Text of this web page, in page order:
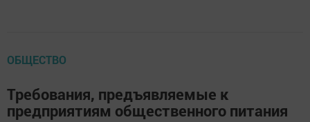
ОБЩЕСТВО
Требования, предъявляемые к
предприятиям общественного питания